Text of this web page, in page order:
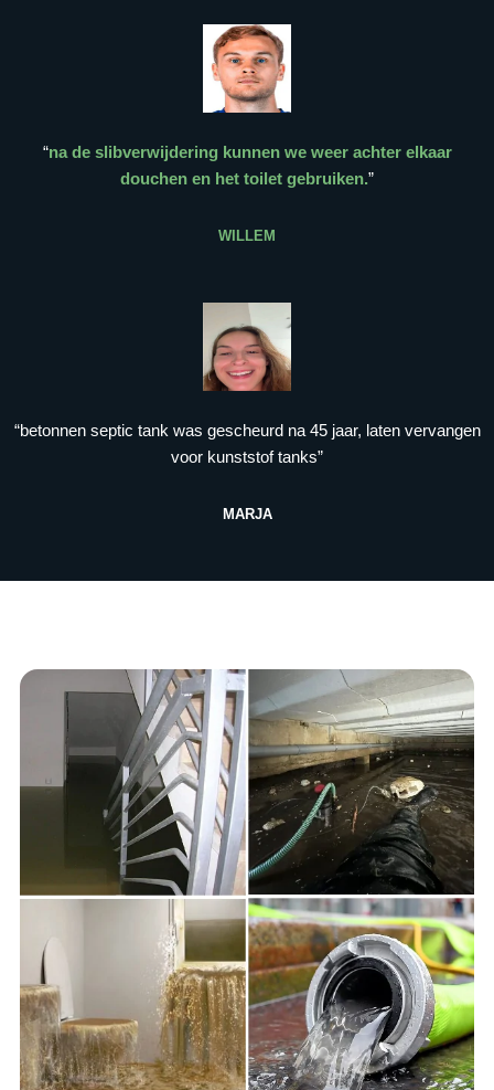
“na de slibverwijdering kunnen we weer achter elkaar
douchen en het toilet gebruiken.”
WILLEM
“betonnen septic tank was gescheurd na 45 jaar, laten vervangen
voor kunststof tanks”
MARJA